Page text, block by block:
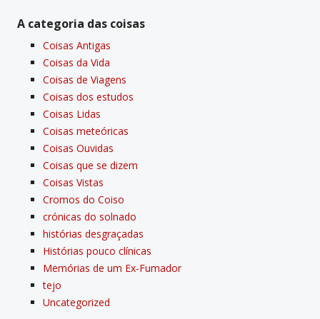
A categoria das coisas
Coisas Antigas
Coisas da Vida
Coisas de Viagens
Coisas dos estudos
Coisas Lidas
Coisas meteóricas
Coisas Ouvidas
Coisas que se dizem
Coisas Vistas
Cromos do Coiso
crónicas do solnado
histórias desgraçadas
Histórias pouco clí­nicas
Memórias de um Ex-Fumador
tejo
Uncategorized